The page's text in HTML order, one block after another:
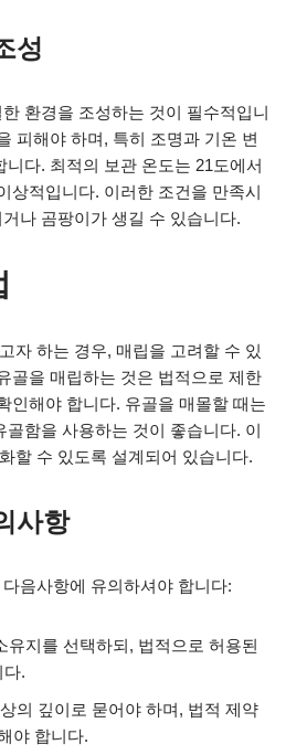
성
환경을 조성하는 것이 필수적입니
피해야 하며, 특히 조명과 기온 변
다. 최적의 보관 온도는 21도에서
상적입니다. 이러한 조건을 만족시
나 곰팡이가 생길 수 있습니다.
자 하는 경우, 매립을 고려할 수 있
골을 매립하는 것은 법적으로 제한
인해야 합니다. 유골을 매몰할 때는
함을 사용하는 것이 좋습니다. 이
할 수 있도록 설계되어 있습니다.
사항
음사항에 유의하셔야 합니다:
유지를 선택하되, 법적으로 허용된
다.
의 깊이로 묻어야 하며, 법적 제약
야 합니다.